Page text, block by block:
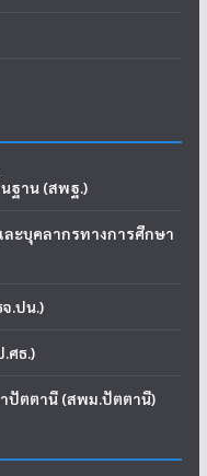
ฐาน (สพฐ.)
ะบุคลากรทางการศึกษา
.ปน.)
ศธ.)
ปัตตานี (สพม.ปัตตานี)